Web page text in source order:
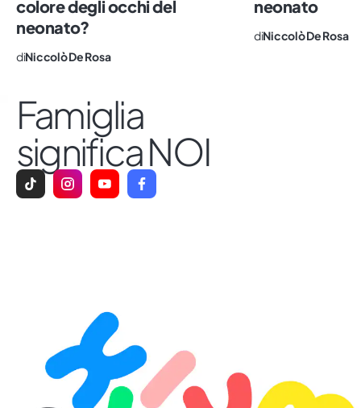
colore degli occhi del
neonato?
diNiccolò De Rosa
neonato
diNiccolò De Rosa
Famiglia
significa NOI